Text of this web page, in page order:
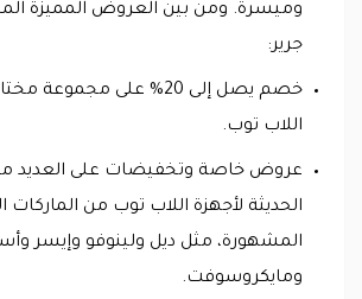
وميسرة. ومن بين العروض المميزة
جرير:
خصم يصل إلى 20% على
اللاب توب.
عروض خاصة وتخفيضات على العديد من
الحديثة لأجهزة اللاب توب من الماركات
المشهورة، مثل ديل ولينوفو وإيسر
ومايكروسوفت.